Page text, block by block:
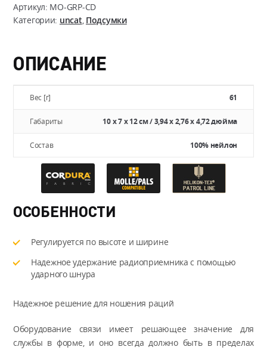
Артикул: MO-GRP-CD
Категории: uncat Подсумки
ОПИСАНИЕ
Вес [г] 61
Габариты 10 х 7 х 12 см / 3,94 х 2,76 х 4,72 дюйма
Состав 100% нейлон
ОСОБЕННОСТИ
Регулируется по высоте и ширине
Надежное удержание радиоприемника с помощью
ударного шнура
Надежное решение для ношения раций
Оборудование связи имеет решающее значение для
службы в форме, и оно всегда должно быть в пределах